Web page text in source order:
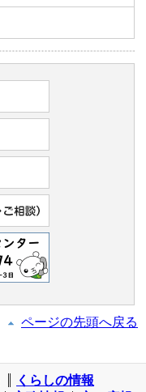
ページの先頭へ戻る
くらしの情報